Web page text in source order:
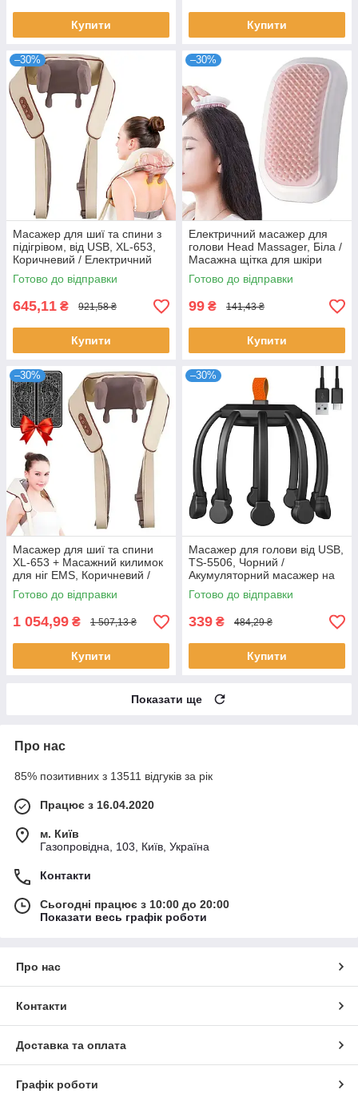
Купити Купити
–30%
Масажер для шиї та спини з
підігрівом, від USB, XL-653,
Коричневий / Електричний
масажер / Ударний
електромасажер
Готово до відправки
645,11 ₴ 921,58 ₴
Купити
–30%
Електричний масажер для
голови Head Massager, Біла /
Масажна щітка для шкіри
голови / Вібромасажер для
голови
Готово до відправки
99 ₴ 141,43 ₴
Купити
–30%
Масажер для шиї та спини
XL-653 + Масажний килимок
для ніг EMS, Коричневий /
Електромасажер з ударним
механізмом
Готово до відправки
1 054,99 ₴ 1 507,13 ₴
Купити
–30%
Масажер для голови від USB,
TS-5506, Чорний /
Акумуляторний масажер на
голову / Масажер вібраційний
для голови
Готово до відправки
339 ₴ 484,29 ₴
Купити
Показати ще
Про нас
85% позитивних з 13511 відгуків за рік
Працює з 16.04.2020
м. Київ
Газопровідна, 103, Київ, Україна
Контакти
Сьогодні працює з 10:00 до 20:00
Показати весь графік роботи
Про нас
Контакти
Доставка та оплата
Графік роботи